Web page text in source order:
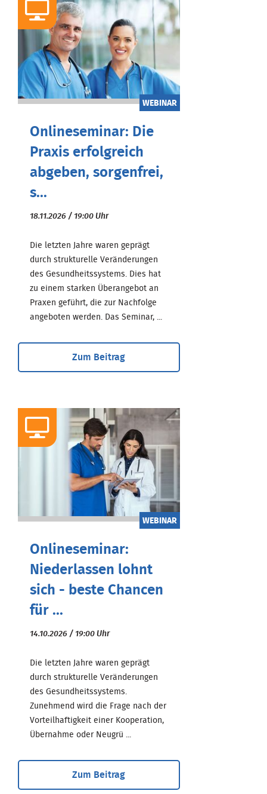
WEBINAR
Onlineseminar: Die
Praxis erfolgreich
abgeben, sorgenfrei,
s...
18.11.2026 / 19:00 Uhr
Die letzten Jahre waren geprägt
durch strukturelle Veränderungen
des Gesundheitssystems. Dies hat
zu einem starken Überangebot an
Praxen geführt, die zur Nachfolge
angeboten werden. Das Seminar, ...
Zum Beitrag
WEBINAR
Onlineseminar:
Niederlassen lohnt
sich - beste Chancen
für ...
14.10.2026 / 19:00 Uhr
Die letzten Jahre waren geprägt
durch strukturelle Veränderungen
des Gesundheitssystems.
Zunehmend wird die Frage nach der
Vorteilhaftigkeit einer Kooperation,
Übernahme oder Neugrü ...
Zum Beitrag